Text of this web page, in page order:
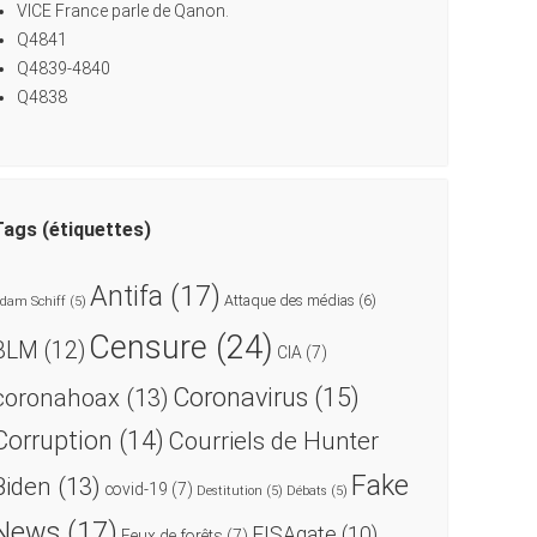
VICE France parle de Qanon.
Q4841
Q4839-4840
Q4838
(étiquettes)
Schiff (5) Antifa (17) Attaque des médias (6)
(12) Censure (24) CIA (7)
(13) Coronavirus (15)
(14) Courriels de Hunter
(13) covid-19 (7) Destitution (5) Débats (5) Fake